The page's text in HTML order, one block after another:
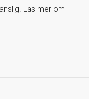
Läs mer om